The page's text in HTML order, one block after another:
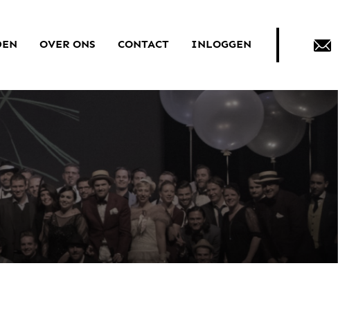
OVER ONS CONTACT INLOGGEN